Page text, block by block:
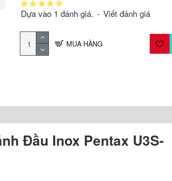
Dựa vào 1 đánh giá. - Viết đánh giá
MUA HÀNG
Đầu Inox Pentax U3S-